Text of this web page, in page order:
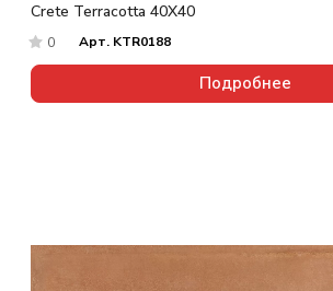
Crete Terracotta 40X40
0 Арт. KTR0188
Подробнее